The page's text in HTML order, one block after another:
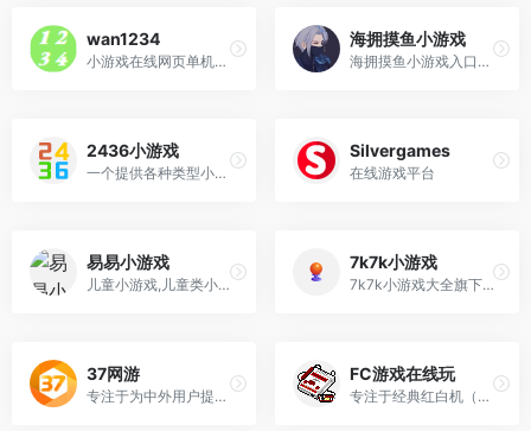
wan1234
小游戏在线网页单机小游戏
海拥摸鱼小游戏
海拥摸鱼小游戏入口在线玩网址
2436小游戏
一个提供各种类型小游戏的平台
Silvergames
在线游戏平台
易易小游戏
儿童小游戏,儿童类小游戏,儿童益智小游戏,在线儿童小游戏大全
7k7k小游戏
7k7k小游戏大全旗下网页游戏平台
37网游
专注于为中外用户提供高质量的网页游戏和移动游戏服务
FC游戏在线玩
专注于经典红白机（FC）游戏的在线平台